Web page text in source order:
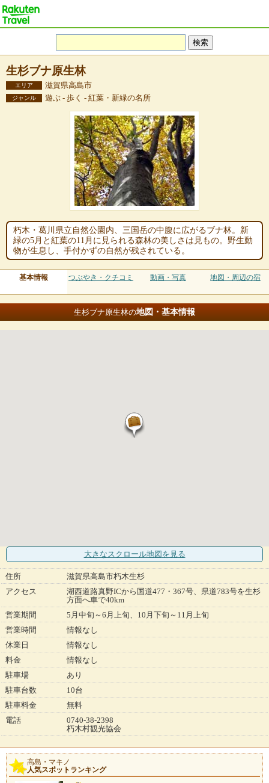
生杉ブナ原生林
エリア 滋賀県高島市
ジャンル 遊ぶ - 歩く - 紅葉・新緑の名所
朽木・葛川県立自然公園内、三国岳の中腹に広がるブナ林。新
緑の5月と紅葉の11月に見られる森林の美しさは見もの。野生動
物が生息し、手付かずの自然が残されている。
基本情報 つぶやき・クチコミ 動画・写真 地図・周辺の宿
生杉ブナ原生林の地図・基本情報
大きなスクロール地図 を見る
住所
滋賀県高島市朽木生杉
アクセス
湖西道路真野ICから国道477・367号、県道783号を生杉
方面へ車で40km
営業期間
5月中旬～6月上旬、10月下旬～11月上旬
営業時間
情報なし
休業日
情報なし
料金
情報なし
駐車場
あり
駐車台数
10台
駐車料金
無料
電話
0740-38-2398
朽木村観光協会
高島・マキノ
人気スポットランキング